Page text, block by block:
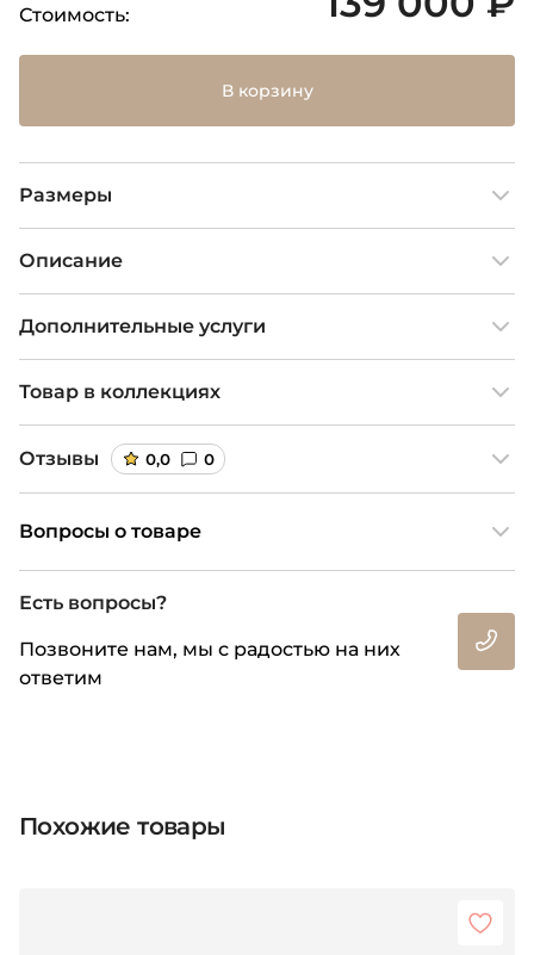
Стоимость:
В корзину
Размеры
Описание
Дополнительные услуги
Товар в коллекциях
Отзывы 0,0 0
Вопросы о товаре
Есть вопросы?
Позвоните нам, мы с радостью на них
ответим
Похожие товары